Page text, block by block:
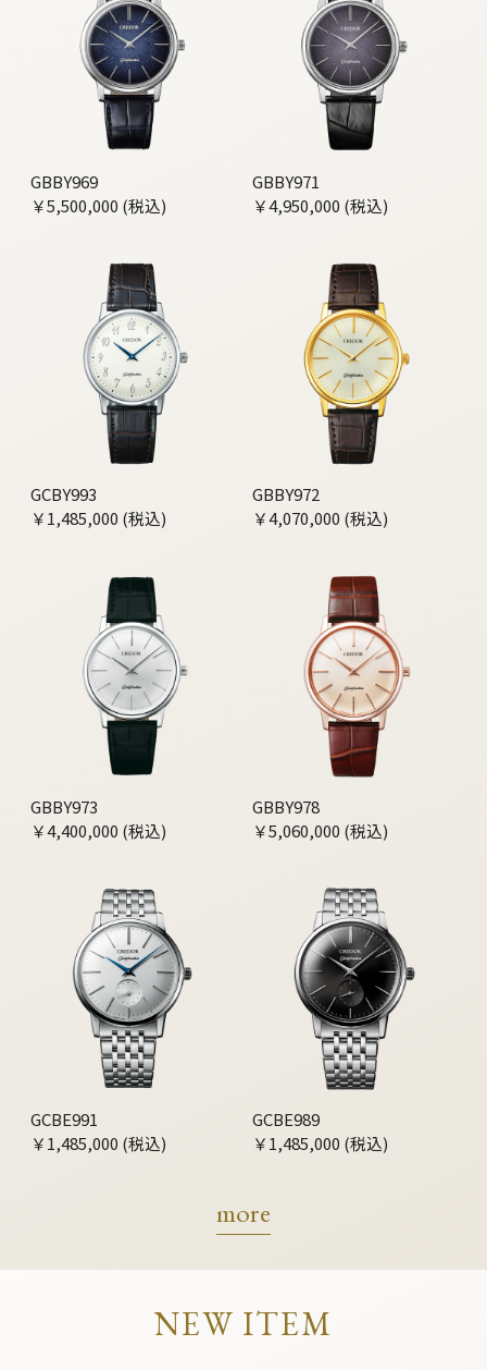
GBBY969
￥5,500,000 (税込)
GBBY971
￥4,950,000 (税込)
GCBY993
￥1,485,000 (税込)
GBBY972
￥4,070,000 (税込)
GBBY973
￥4,400,000 (税込)
GBBY978
￥5,060,000 (税込)
GCBE991
￥1,485,000 (税込)
GCBE989
￥1,485,000 (税込)
more
NEW ITEM